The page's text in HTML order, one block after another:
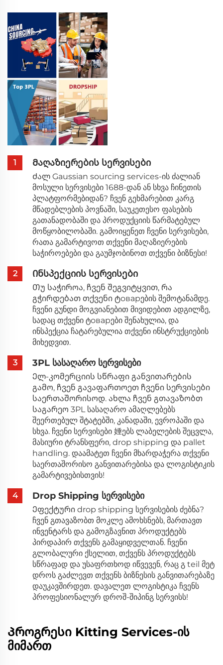
1 Მაღაზიერების სერვისები
Ძალ Gaussian sourcing services-ის ძალიან
მოსული სერვისები 1688-დან ან სხვა ჩინეთის
პლატფორმებიდან? ჩვენ გეხმარებით კარგ
მწადებლების პოვნაში, საუკეთესო ფასების
გათანადობაში და პროდუქციის წარმატებულ
მოწყობილობაში. გამოიყენეთ ჩვენი სერვისები,
რათა გამარტივოთ თქვენი მაღაზიერების
საჭიროებები და გაუმჯობინოთ თქვენი ბიზნესი!
2 Ინსპექციის სერვისები
Თუ საჭიროა, ჩვენ შეგვიტყვით, რა
გჭირდებათ თქვენი ტоварების შემოტანამდე.
ჩვენი გუნდი მოგვიანებით მივიდებით ადგილზე,
სადაც თქვენი ტоварები შენახულია, და
ინსპექცია ჩატარებულია თქვენი ინსტრუქციების
მიხედვით.
3 3PL სასაღარო სერვისები
Ელ-კომერციის სწრაფი განვითარების
გამო, ჩვენ გავაფართოეთ ჩვენი სერვისები
საერთაშორისოდ. ახლა ჩვენ გთავაზობთ
საგარეო 3PL სასაღარო ამაღლებებს
შეერთებულ შტატებში, კანადაში, ევროპაში და
სხვა. ჩვენი სერვისები 娷ებს ლაბელების შეცვლა,
მასიური ტრანსფერი, drop shipping და pallet
handling. დაამატეთ ჩვენი მხარდაჭერა თქვენი
საერთაშორისო განვითარებისა და ლოგისტიკის
გამარტივებისთვის!
4 Drop Shipping სერვისები
Ეფექტური drop shipping სერვისების ძებნა?
ჩვენ გთავაზობთ მოკლე ამოხსნებს, მართავთ
ინვენტარს და გამოგზავნით პროდუქტებს
პირდაპირ თქვენს გამაყიდველთან. ჩვენი
გლობალური ქსელით, თქვენს პროდუქტებს
სწრაფად და უსაფრთხოდ იწვევენ, რაც გ teil მეტ
დროს გაძლევთ თქვენს ბიზნესის განვითარებაზე
დაუკავშირდეთ. დავალეთ ლოგისტიკა ჩვენს
პროფესიონალურ დროშ-შიპინგ სერვისს!
Პროგრესი Kitting Services-Ის
Მიმართ